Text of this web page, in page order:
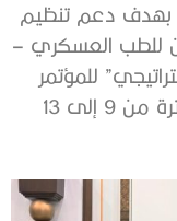
بهدف دعم تنظيم
للطب العسكري –
للمؤتمر
المقرر إقامته في أبوظبي، خلال الفترة من 9 إلى 13